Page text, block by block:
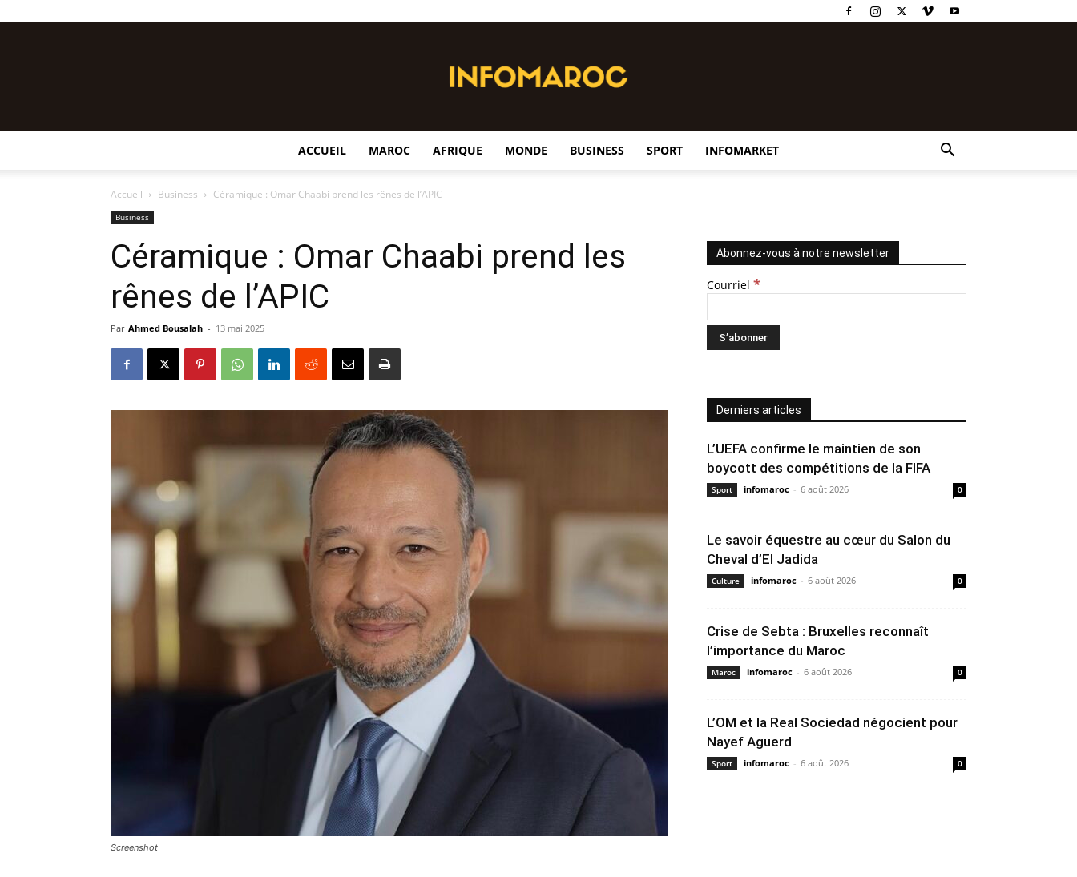
ACCUEIL MAROC AFRIQUE MONDE BUSINESS SPORT INFOMARKET
Accueil Business Céramique : Omar Chaabi prend les rênes de l’APIC
Business
Céramique : Omar Chaabi prend les
rênes de l’APIC
Par Ahmed Bousalah - 13 mai 2025
Screenshot
Abonnez-vous à notre newsletter
Courriel *
Derniers articles
L’UEFA confirme le maintien de son
boycott des compétitions de la FIFA
Sport infomaroc - 6 août 2026 0
Le savoir équestre au cœur du Salon du
Cheval d’El Jadida
Culture infomaroc - 6 août 2026 0
Crise de Sebta : Bruxelles reconnaît
l’importance du Maroc
Maroc infomaroc - 6 août 2026 0
L’OM et la Real Sociedad négocient pour
Nayef Aguerd
Sport infomaroc - 6 août 2026 0